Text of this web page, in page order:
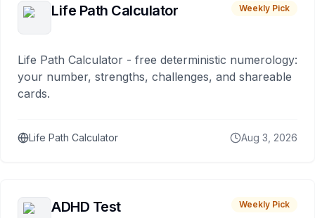
Life Path Calculator Weekly Pick
Life Path Calculator - free deterministic numerology:
your number, strengths, challenges, and shareable
cards.
Life Path Calculator Aug 3, 2026
ADHD Test Weekly Pick